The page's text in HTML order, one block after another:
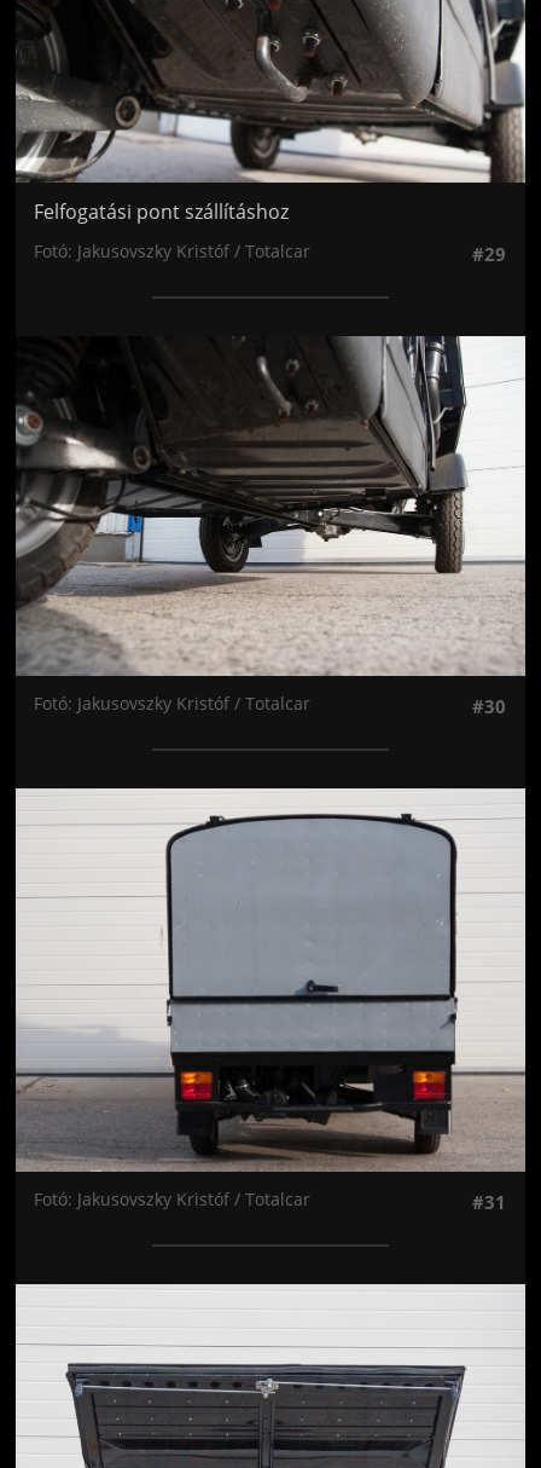
Felfogatási pont szállításhoz
Fotó: Jakusovszky Kristóf / Totalcar #29
Jön még kép!
Fotó: Jakusovszky Kristóf / Totalcar #30
Jön még kép!
Fotó: Jakusovszky Kristóf / Totalcar #31
Jön még kép!